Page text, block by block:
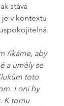
stává
v kontextu
říkáme, aby
a uměly se
toto
I oni by
K tomu